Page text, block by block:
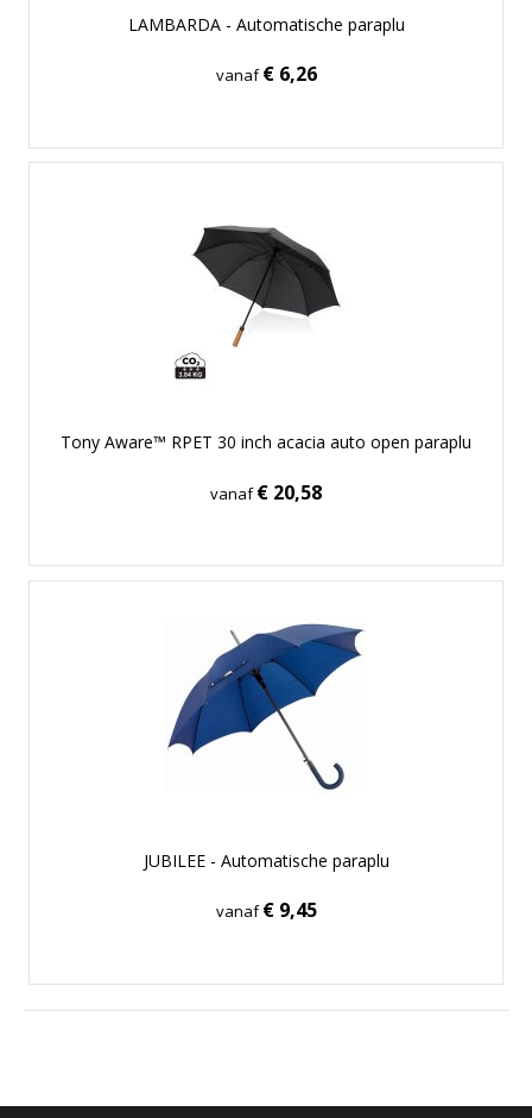
LAMBARDA - Automatische paraplu
vanaf€ 6,26
Tony Aware™ RPET 30 inch acacia auto open paraplu
vanaf€ 20,58
JUBILEE - Automatische paraplu
vanaf€ 9,45